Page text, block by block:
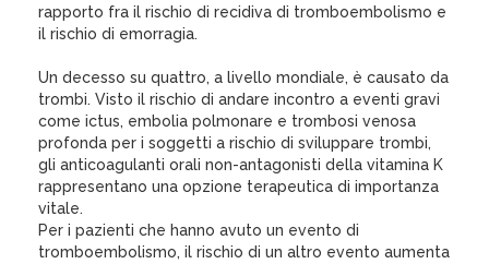
rapporto fra il rischio di recidiva di tromboembolismo e
il rischio di emorragia.
Un decesso su quattro, a livello mondiale, è causato da
trombi. Visto il rischio di andare incontro a eventi gravi
come ictus, embolia polmonare e trombosi venosa
profonda per i soggetti a rischio di sviluppare trombi,
gli anticoagulanti orali non-antagonisti della vitamina K
rappresentano una opzione terapeutica di importanza
vitale.
Per i pazienti che hanno avuto un evento di
tromboembolismo, il rischio di un altro evento aumenta